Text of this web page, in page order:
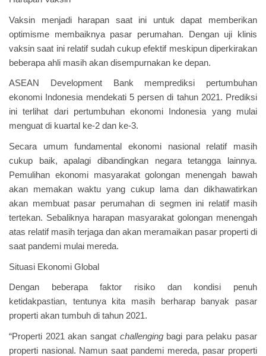
Vaksin menjadi harapan saat ini untuk dapat memberikan
optimisme membaiknya pasar perumahan. Dengan uji klinis
vaksin saat ini relatif sudah cukup efektif meskipun diperkirakan
beberapa ahli masih akan disempurnakan ke depan.
ASEAN Development Bank memprediksi pertumbuhan
ekonomi Indonesia mendekati 5 persen di tahun 2021. Prediksi
ini terlihat dari pertumbuhan ekonomi Indonesia yang mulai
menguat di kuartal ke-2 dan ke-3.
Secara umum fundamental ekonomi nasional relatif masih
cukup baik, apalagi dibandingkan negara tetangga lainnya.
Pemulihan ekonomi masyarakat golongan menengah bawah
akan memakan waktu yang cukup lama dan dikhawatirkan
akan membuat pasar perumahan di segmen ini relatif masih
tertekan. Sebaliknya harapan masyarakat golongan menengah
atas relatif masih terjaga dan akan meramaikan pasar properti di
saat pandemi mulai mereda.
Situasi Ekonomi Global
Dengan beberapa faktor risiko dan kondisi penuh
ketidakpastian, tentunya kita masih berharap banyak pasar
properti akan tumbuh di tahun 2021.
“Properti 2021 akan sangat challengingbagi para pelaku pasar
properti nasional. Namun saat pandemi mereda, pasar properti